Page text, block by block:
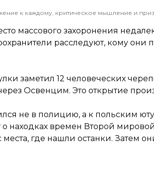
массового захоронения
расследуют, кому они
заметил 12 человеческих
Освенцим. Это открытие
не в полицию, а к польским
находках времен Второй
где нашли останки. Затем